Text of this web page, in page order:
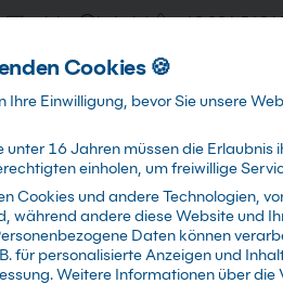
training@kebel.de +49 231
Suchen
Info & Services
Cookies 🍪
Ihre Einwilligung, bevor Sie unsere
unter 16 Jahren müssen die Erlaubnis
einholen, um freiwillige
Cookies und andere Technologien,
während andere diese Website und
Daten können
für personalisierte Anzeigen und
Weitere Informationen über die